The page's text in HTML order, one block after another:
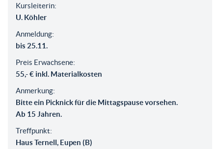
Kursleiterin:
U. Köhler
Anmeldung:
bis 25.11.
Preis Erwachsene:
55,- € inkl. Materialkosten
Anmerkung:
Bitte ein Picknick für die Mittagspause vorsehen.
Ab 15 Jahren.
Treffpunkt:
Haus Ternell, Eupen (B)